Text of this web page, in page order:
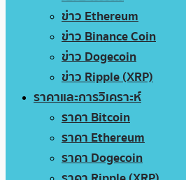
ข่าว Ethereum
ข่าว Binance Coin
ข่าว Dogecoin
ข่าว Ripple (XRP)
ราคาและการวิเคราะห์
ราคา Bitcoin
ราคา Ethereum
ราคา Dogecoin